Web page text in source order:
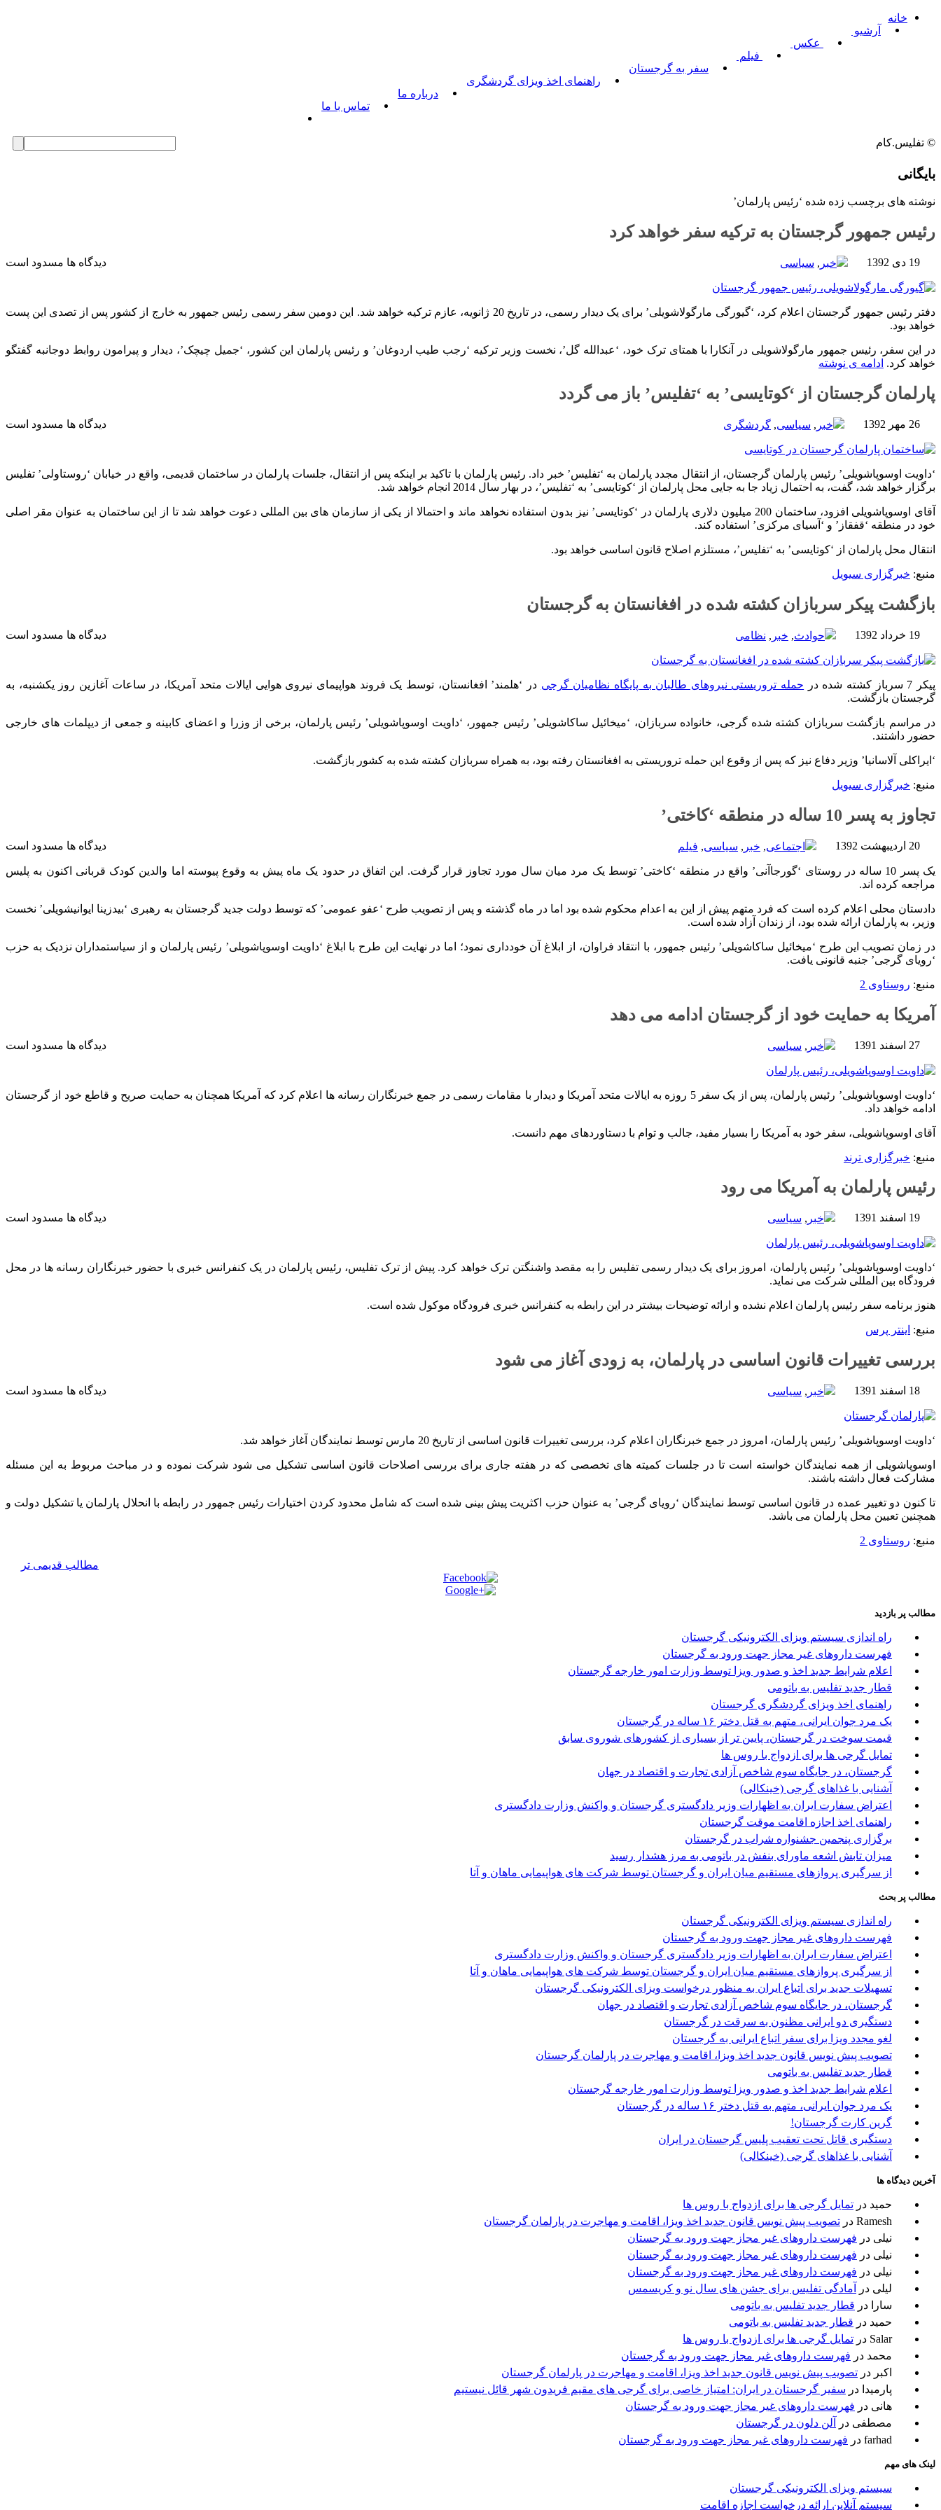
خانه
آرشیو
عکس
فیلم
سفر به گرجستان
راهنمای اخذ ویزای گردشگری
درباره ما
تماس با ما
بایگانی
نوشته های برچسب زده شده ‘رئیس پارلمان’
رئیس جمهور گرجستان به ترکیه سفر خواهد کرد
19 دی 1392 دیدگاه ها مسدود است خبر , سیاسی
دفتر رئیس جمهور گرجستان اعلام کرد، ‘گیورگی مارگولاشویلی’ برای یک دیدار رسمی، در تاریخ 20 ژانویه، عازم ترکیه خواهد شد. این دومین سفر رسمی رئیس جمهور به خارج از کشور پس از تصدی این پست
خواهد بود.
در این سفر، رئیس جمهور مارگولاشویلی در آنکارا با همتای ترک خود، ‘عبدالله گل’، نخست وزیر ترکیه ‘رجب طیب اردوغان’ و رئیس پارلمان این کشور، ‘جمیل چیچک’، دیدار و پیرامون روابط دوجانبه گفتگو
خواهد کرد. ادامه ی نوشته
پارلمان گرجستان از ‘کوتایسی’ به ‘تفلیس’ باز می گردد
26 مهر 1392 دیدگاه ها مسدود است خبر , سیاسی, گردشگری
‘داویت اوسوپاشویلی’ رئیس پارلمان گرجستان، از انتقال مجدد پارلمان به ‘تفلیس’ خبر داد. رئیس پارلمان با تاکید بر اینکه پس از انتقال، جلسات پارلمان در ساختمان قدیمی، واقع در خیابان ‘روستاولی’ تفلیس
برگزار خواهد شد، گفت، به احتمال زیاد جا به جایی محل پارلمان از ‘کوتایسی’ به ‘تفلیس’، در بهار سال 2014 انجام خواهد شد.
آقای اوسوپاشویلی افزود، ساختمان 200 میلیون دلاری پارلمان در ‘کوتایسی’ نیز بدون استفاده نخواهد ماند و احتمالا از یکی از سازمان های بین المللی دعوت خواهد شد تا از این ساختمان به عنوان مقر اصلی
خود در منطقه ‘قفقاز’ و ‘آسیای مرکزی’ استفاده کند.
انتقال محل پارلمان از ‘کوتایسی’ به ‘تفلیس’، مستلزم اصلاح قانون اساسی خواهد بود.
منبع: خبرگزاری سیویل
بازگشت پیکر سربازان کشته شده در افغانستان به گرجستان
19 خرداد 1392 دیدگاه ها مسدود است حوادث, خبر , نظامی
پیکر 7 سرباز کشته شده در حمله تروریستی نیروهای طالبان به پایگاه نظامیان گرجی در ‘هلمند’ افغانستان، توسط یک فروند هواپیمای نیروی هوایی ایالات متحد آمریکا، در ساعات آغازین روز یکشنبه، به
گرجستان بازگشت.
در مراسم بازگشت سربازان کشته شده گرجی، خانواده سربازان، ‘میخائیل ساکاشویلی’ رئیس جمهور، ‘داویت اوسوپاشویلی’ رئیس پارلمان، برخی از وزرا و اعضای کابینه و جمعی از دیپلمات های خارجی
حضور داشتند.
‘ایراکلی آلاسانیا’ وزیر دفاع نیز که پس از وقوع این حمله تروریستی به افغانستان رفته بود، به همراه سربازان کشته شده به کشور بازگشت.
منبع: خبرگزاری سیویل
تجاوز به پسر 10 ساله در منطقه ‘کاختی’
20 اردیبهشت 1392 دیدگاه ها مسدود است اجتماعی, خبر , سیاسی, فیلم
یک پسر 10 ساله در روستای ‘گورجاآنی’ واقع در منطقه ‘کاختی’ توسط یک مرد میان سال مورد تجاوز قرار گرفت. این اتفاق در حدود یک ماه پیش به وقوع پیوسته اما والدین کودک قربانی اکنون به پلیس
مراجعه کرده اند.
دادستان محلی اعلام کرده است که فرد متهم پیش از این به اعدام محکوم شده بود اما در ماه گذشته و پس از تصویب طرح ‘عفو عمومی’ که توسط دولت جدید گرجستان به رهبری ‘بیدزینا ایوانیشویلی’ نخست
وزیر، به پارلمان ارائه شده بود، از زندان آزاد شده است.
در زمان تصویب این طرح ‘میخائیل ساکاشویلی’ رئیس جمهور، با انتقاد فراوان، از ابلاغ آن خودداری نمود؛ اما در نهایت این طرح با ابلاغ ‘داویت اوسوپاشویلی’ رئیس پارلمان و از سیاستمداران نزدیک به حزب
‘رویای گرجی’ جنبه قانونی یافت.
منبع: روستاوی 2
آمریکا به حمایت خود از گرجستان ادامه می دهد
27 اسفند 1391 دیدگاه ها مسدود است خبر , سیاسی
‘داویت اوسوپاشویلی’ رئیس پارلمان، پس از یک سفر 5 روزه به ایالات متحد آمریکا و دیدار با مقامات رسمی در جمع خبرنگاران رسانه ها اعلام کرد که آمریکا همچنان به حمایت صریح و قاطع خود از گرجستان
ادامه خواهد داد.
آقای اوسوپاشویلی، سفر خود به آمریکا را بسیار مفید، جالب و توام با دستاوردهای مهم دانست.
منبع: خبرگزاری ترند
رئیس پارلمان به آمریکا می رود
19 اسفند 1391 دیدگاه ها مسدود است خبر , سیاسی
‘داویت اوسوپاشویلی’ رئیس پارلمان، امروز برای یک دیدار رسمی تفلیس را به مقصد واشنگتن ترک خواهد کرد. پیش از ترک تفلیس، رئیس پارلمان در یک کنفرانس خبری با حضور خبرنگاران رسانه ها در محل
فرودگاه بین المللی شرکت می نماید.
هنوز برنامه سفر رئیس پارلمان اعلام نشده و ارائه توضیحات بیشتر در این رابطه به کنفرانس خبری فرودگاه موکول شده است.
منبع: اینتر پرس
بررسی تغییرات قانون اساسی در پارلمان، به زودی آغاز می شود
18 اسفند 1391 دیدگاه ها مسدود است خبر , سیاسی
‘داویت اوسوپاشویلی’ رئیس پارلمان، امروز در جمع خبرنگاران اعلام کرد، بررسی تغییرات قانون اساسی از تاریخ 20 مارس توسط نمایندگان آغاز خواهد شد.
اوسوپاشویلی از همه نمایندگان خواسته است تا در جلسات کمیته های تخصصی که در هفته جاری برای بررسی اصلاحات قانون اساسی تشکیل می شود شرکت نموده و در مباحث مربوط به این مسئله
مشارکت فعال داشته باشند.
تا کنون دو تغییر عمده در قانون اساسی توسط نمایندگان ‘رویای گرجی’ به عنوان حزب اکثریت پیش بینی شده است که شامل محدود کردن اختیارات رئیس جمهور در رابطه با انحلال پارلمان یا تشکیل دولت و
همچنین تعیین محل پارلمان می باشد.
منبع: روستاوی 2
مطالب قديمی تر
مطالب پر بازدید
راه اندازی سیستم ویزای الکترونیکی گرجستان
فهرست داروهای غیر مجاز جهت ورود به گرجستان
اعلام شرایط جدید اخذ و صدور ویزا توسط وزارت امور خارجه گرجستان
قطار جدید تفلیس به باتومی
راهنمای اخذ ویزای گردشگری گرجستان
یک مرد جوان ایرانی، متهم به قتل دختر ۱۶ ساله در گرجستان
قیمت سوخت در گرجستان، پایین تر از بسیاری از کشورهای شوروی سابق
تمایل گرجی ها برای ازدواج با روس ها
گرجستان، در جایگاه سوم شاخص آزادی تجارت و اقتصاد در جهان
آشنایی با غذاهای گرجی (خینکالی)
اعتراض سفارت ایران به اظهارات وزیر دادگستری گرجستان و واکنش وزارت دادگستری
راهنمای اخذ اجازه اقامت موقت گرجستان
برگزاری پنجمین جشنواره شراب در گرجستان
میزان تابش اشعه ماورای بنفش در باتومی به مرز هشدار رسید
از سرگیری پروازهای مستقیم میان ایران و گرجستان توسط شرکت های هواپیمایی ماهان و آتا
مطالب پر بحث
راه اندازی سیستم ویزای الکترونیکی گرجستان
فهرست داروهای غیر مجاز جهت ورود به گرجستان
اعتراض سفارت ایران به اظهارات وزیر دادگستری گرجستان و واکنش وزارت دادگستری
از سرگیری پروازهای مستقیم میان ایران و گرجستان توسط شرکت های هواپیمایی ماهان و آتا
تسهیلات جدید برای اتباع ایران به منظور درخواست ویزای الکترونیکی گرجستان
گرجستان، در جایگاه سوم شاخص آزادی تجارت و اقتصاد در جهان
دستگیری دو ایرانی مظنون به سرقت در گرجستان
لغو مجدد ویزا برای سفر اتباع ایرانی به گرجستان
تصویب پیش نویس قانون جدید اخذ ویزا، اقامت و مهاجرت در پارلمان گرجستان
قطار جدید تفلیس به باتومی
اعلام شرایط جدید اخذ و صدور ویزا توسط وزارت امور خارجه گرجستان
یک مرد جوان ایرانی، متهم به قتل دختر ۱۶ ساله در گرجستان
گرین کارت گرجستان!
دستگیری قاتل تحت تعقیب پلیس گرجستان در ایران
آشنایی با غذاهای گرجی (خینکالی)
آخرین دیدگاه ها
حمید در تمایل گرجی ها برای ازدواج با روس ها
Ramesh در تصویب پیش نویس قانون جدید اخذ ویزا، اقامت و مهاجرت در پارلمان گرجستان
نیلی در فهرست داروهای غیر مجاز جهت ورود به گرجستان
نیلی در فهرست داروهای غیر مجاز جهت ورود به گرجستان
نیلی در فهرست داروهای غیر مجاز جهت ورود به گرجستان
لیلی در
آمادگی تفلیس برای جشن های سال نو و کریسمس
سارا
در قطار جدید تفلیس به باتومی
حمید در قطار جدید تفلیس به باتومی
Salar در تمایل گرجی ها برای ازدواج با روس ها
محمد در فهرست داروهای غیر مجاز جهت ورود به گرجستان
اکبر در تصویب پیش نویس قانون جدید اخذ ویزا، اقامت و مهاجرت در پارلمان گرجستان
پارمیدا در سفیر گرجستان در ایران: امتیاز خاصی برای گرجی های مقیم فریدون شهر قائل نیستیم
هانی در فهرست داروهای غیر مجاز جهت ورود به گرجستان
مصطفی در
آلن دلون در گرجستان
farhad در فهرست داروهای غیر مجاز جهت ورود به گرجستان
لینک های مهم
سیستم ویزای الکترونیکی گرجستان
سیستم آنلاین ارائه درخواست اجازه اقامت
© تفلیس.کام